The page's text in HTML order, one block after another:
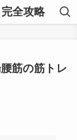
全攻略
筋の筋トレ